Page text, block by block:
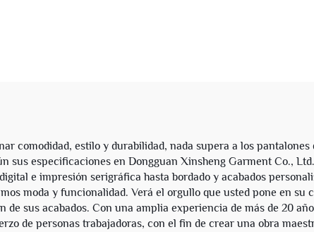
comodidad, estilo y durabilidad, nada supera a los
sus especificaciones en Dongguan Xinsheng Garment Co.,
e impresión serigráfica hasta bordado y acabados
moda y funcionalidad. Verá el orgullo que usted pone en
de sus acabados. Con una amplia experiencia de más de 20
de personas trabajadoras, con el fin de crear una obra